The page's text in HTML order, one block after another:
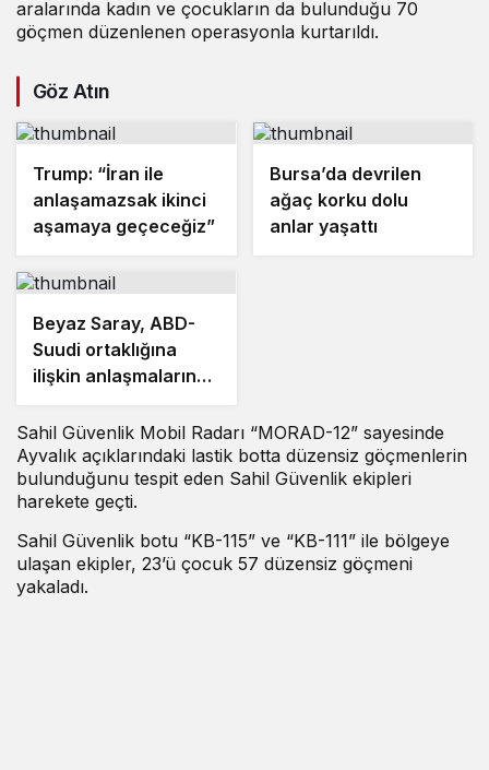
aralarında kadın ve çocukların da bulunduğu 70
göçmen düzenlenen operasyonla kurtarıldı.
Göz Atın
Trump: “İran ile
anlaşamazsak ikinci
aşamaya geçeceğiz”
Bursa’da devrilen
ağaç korku dolu
anlar yaşattı
Beyaz Saray, ABD-
Suudi ortaklığına
ilişkin anlaşmaların
Sahil Güvenlik Mobil Radarı “MORAD-12” sayesinde
Ayvalık açıklarındaki lastik botta düzensiz göçmenlerin
bulunduğunu tespit eden Sahil Güvenlik ekipleri
harekete geçti.
Sahil Güvenlik botu “KB-115” ve “KB-111” ile bölgeye
ulaşan ekipler, 23’ü çocuk 57 düzensiz göçmeni
yakaladı.